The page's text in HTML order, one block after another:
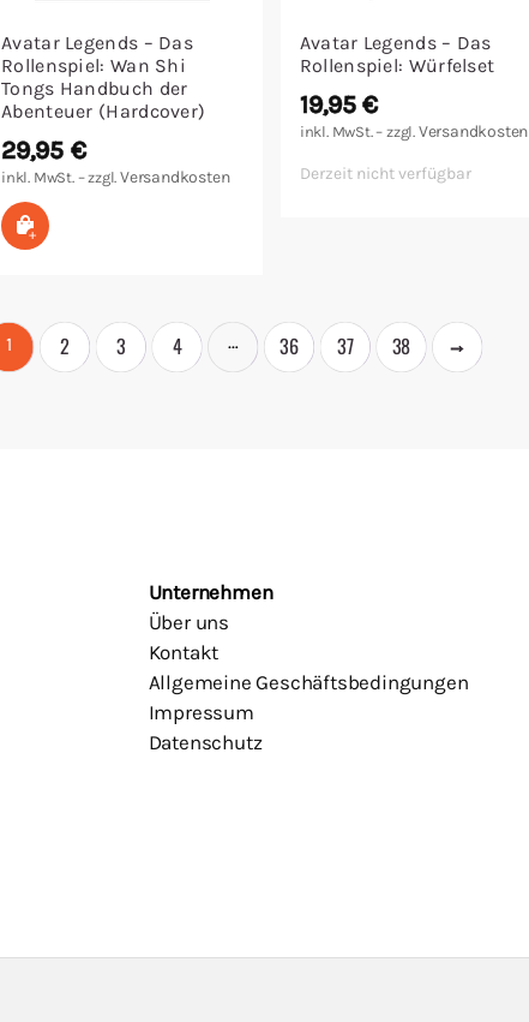
Avatar Legends – Das
Rollenspiel: Wan Shi
Tongs Handbuch der
Abenteuer (Hardcover)
29,95 €
inkl. MwSt. – zzgl.Versandkosten
In den Warenkorb
Avatar Legends – Das
Rollenspiel: Würfelset
19,95€
inkl. MwSt. – zzgl. Versandkosten
Derzeit nicht verfügbar
1 2 3 4 … 36 37 38 →
Unternehmen
Über uns
Kontakt
Allgemeine Geschäftsbedingungen
Impressum
Datenschutz